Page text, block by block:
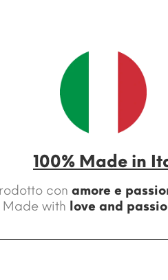
100% Made in
con amore e
Made with love and